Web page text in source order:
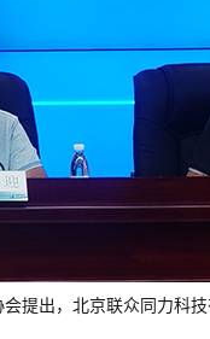
提出，北京联众同力科